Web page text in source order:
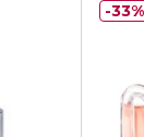
33%